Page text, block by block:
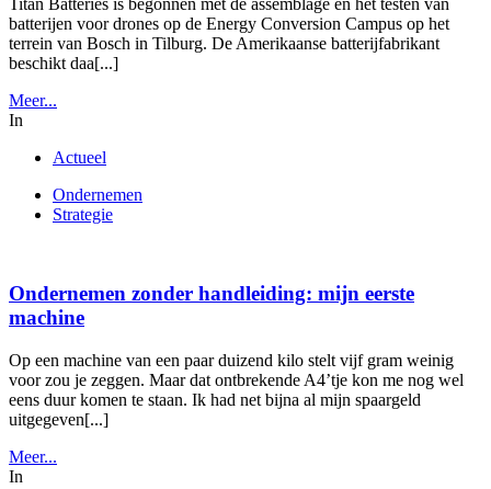
batterijen voor drones op de Energy Conversion Campus op het
terrein van Bosch in Tilburg. De Amerikaanse batterijfabrikant
beschikt daa[...]
Meer...
In
Actueel
Ondernemen
Strategie
Ondernemen zonder handleiding: mijn eerste
machine
Op een machine van een paar duizend kilo stelt vijf gram weinig
voor zou je zeggen. Maar dat ontbrekende A4’tje kon me nog wel
eens duur komen te staan. Ik had net bijna al mijn spaargeld
uitgegeven[...]
Meer...
In